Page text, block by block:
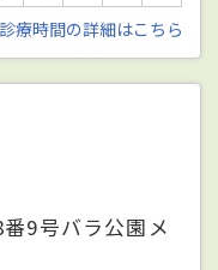
診療時間の詳細はこちら
9号バラ公園メ